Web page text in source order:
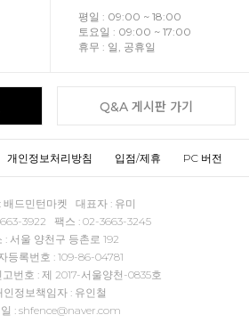
평일 : 09:00 ~ 18:00
토요일 : 09:00 ~ 17:00
휴무 : 일, 공휴일
Q&A 게시판 가기
개인정보처리방침 입점/제휴 PC 버전
배드민턴마켓 대표자 : 유미
3922 팩스 : 02-3663-3245
: 서울 양천구 등촌로 192
등록번호 : 109-86-04781
번호 : 제 2017-서울양천-0835호
인정보책임자 : 유인철
: shfence@naver.com